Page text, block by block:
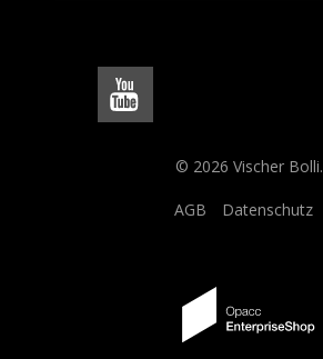
© 2026 Vischer Bolli.
AGB Datenschutz